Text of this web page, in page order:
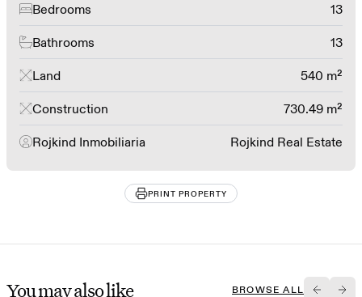
Bedrooms 13
Bathrooms 13
Land 540 m²
Construction 730.49 m²
Rojkind Inmobiliaria Rojkind Real Estate
PRINT PROPERTY
You may also like BROWSE ALL